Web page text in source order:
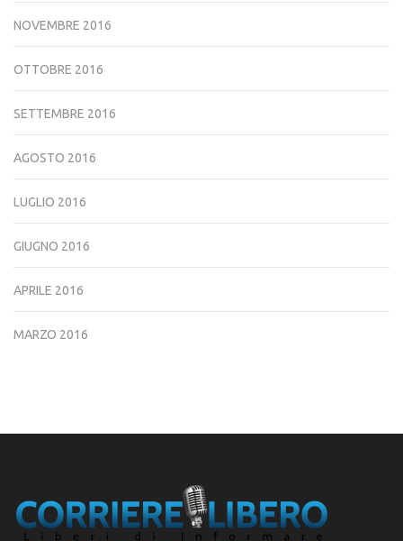
NOVEMBRE 2016
OTTOBRE 2016
SETTEMBRE 2016
AGOSTO 2016
LUGLIO 2016
GIUGNO 2016
APRILE 2016
MARZO 2016